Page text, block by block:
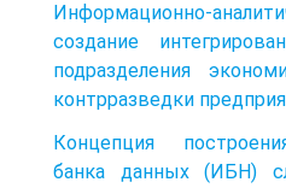
Информационно-
создание
подразделения
контрразведки
Концепция
банка данных (ИБН)